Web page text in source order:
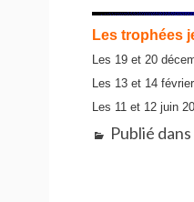
Les trophées
Les 19 et 20
Les 13 et 14
Les 11 et 12 juin
Publié dans